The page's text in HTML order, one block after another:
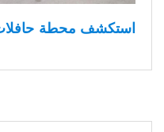
استكشف محطة
باي هي جنة المسافرين. وهي
تجذب الزوار من جميع